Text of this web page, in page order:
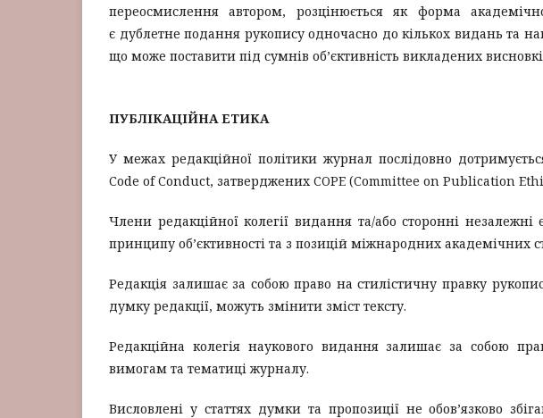
переосмислення автором, розцінюється як форма
є дублетне подання рукопису одночасно до кількох видань та
що може поставити під сумнів об’єктивність викладених
ПУБЛІКАЦІЙНА ЕТИКА
У межах редакційної політики журнал послідовно
Code of Conduct, затверджених COPE (Committee on Publication
Члени редакційної колегії видання та/або сторонні незалежні
принципу об’єктивності та з позицій міжнародних академічних
Редакція залишає за собою право на стилістичну правку
думку редакції, можуть змінити зміст тексту.
Редакційна колегія наукового видання залишає за собою
вимогам та тематиці журналу.
Висловлені у статтях думки та пропозиції не обов’язково